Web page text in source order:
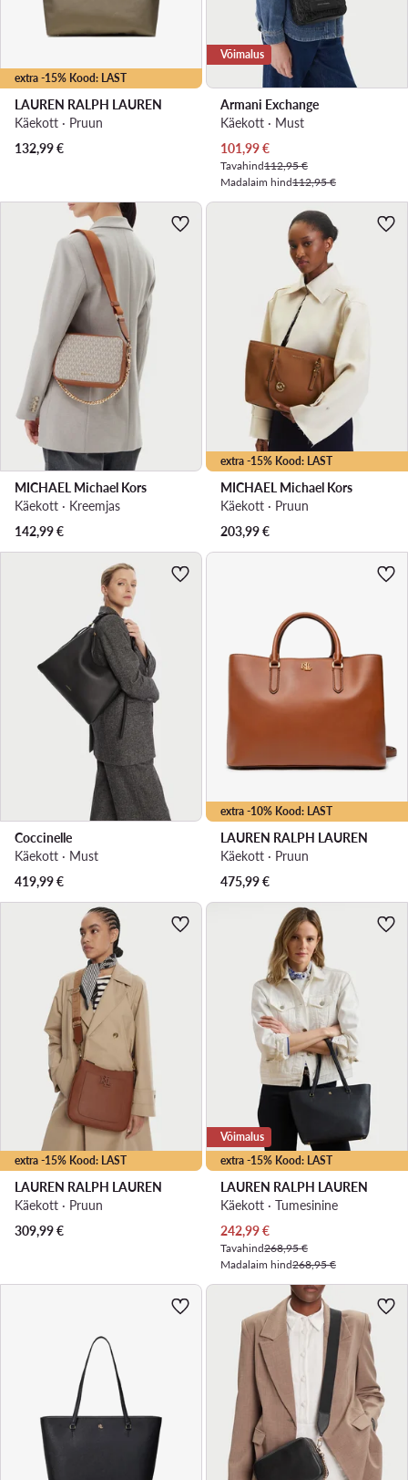
extra -15% Kood: LAST
LAUREN RALPH LAUREN
Käekott · Pruun
132,99€
Võimalus
Armani Exchange
Käekott · Must
Praegune hind
101,99€
Tavahind112,95 €
Madalaim hind112,95 €
MICHAEL Michael Kors
Käekott · Kreemjas
142,99€
extra -15% Kood: LAST
MICHAEL Michael Kors
Käekott · Pruun
203,99€
Coccinelle
Käekott · Must
419,99€
extra -10% Kood: LAST
LAUREN RALPH LAUREN
Käekott · Pruun
475,99€
extra -15% Kood: LAST
LAUREN RALPH LAUREN
Käekott · Pruun
309,99€
extra -15% Kood: LAST
Võimalus
LAUREN RALPH LAUREN
Käekott · Tumesinine
Praegune hind
242,99€
Tavahind268,95 €
Madalaim hind268,95 €